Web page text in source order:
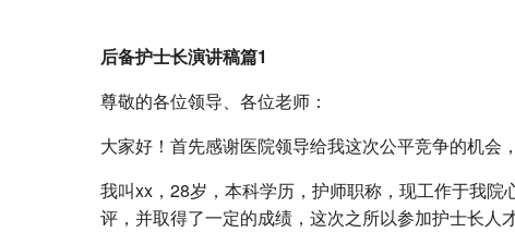
后备护士长演讲稿篇1
尊敬的各位领导、各位老师：
大家好！首先感谢医院领导给我这次公平竞争的机会
我叫xx，28岁，本科学历，护师职称，现工作于我
评，并取得了一定的成绩，这次之所以参加护士长人